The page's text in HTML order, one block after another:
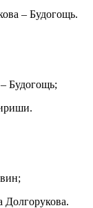
– Будогощь.
Будогощь;
Долгорукова.